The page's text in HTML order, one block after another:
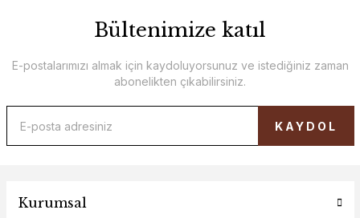
Bültenimize katıl
E-postalarımızı almak için kaydoluyorsunuz ve istediğiniz zaman
abonelikten çıkabilirsiniz.
KAYDOL
Kurumsal